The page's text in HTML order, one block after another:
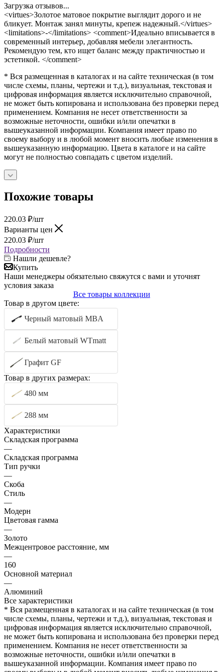
Загрузка отзывов...
<virtues>Золотое матовое покрытие выглядит дорого и не
бликует. Монтаж занял минуты, крепеж надежный.</virtues>
<limitations>-</limitations> <comment>Идеально вписывается в
современный интерьер, добавляя мебели элегантность.
Рекомендую тем, кто ищет баланс между практичностью и
эстетикой. </comment>
* Вся размещенная в каталогах и на сайте техническая (в том
числе схемы, планы, чертежи и т.д.), визуальная, текстовая и
цифровая информация является исключительно справочной,
не может быть копирована и использована без проверки перед
применением. Компания не несет ответственности за
возможные неточности, ошибки и/или опечатки в
вышеуказанной информации. Компания имеет право по
своему выбору и в любой момент вносить любые изменения в
вышеуказанную информацию. Цвета в каталоге и на сайте
могут не полностью совпадать с цветом изделий.
Похожие товары
220.03 ₽/шт
Варианты цен
220.03 ₽/шт
Подробности
Нашли дешевле?
Купить
Наши менеджеры обязательно свяжутся с вами и уточнят
условия заказа
Все товары коллекции
Товар в другом цвете:
Черный матовый MBA
Белый матовый WTmatt
Графит GF
Товар в других размерах:
480 мм
288 мм
Характеристики
Складская программа
—
Складская программа
Тип ручки
—
Скоба
Стиль
—
Модерн
Цветовая гамма
—
Золото
Межцентровое расстояние, мм
—
160
Основной материал
—
Алюминий
Все характеристики
* Вся размещенная в каталогах и на сайте техническая (в том
числе схемы, планы, чертежи и т.д.), визуальная, текстовая и
цифровая информация является исключительно справочной,
не может быть копирована и использована без проверки перед
применением. Компания не несет ответственности за
возможные неточности, ошибки и/или опечатки в
вышеуказанной информации. Компания имеет право по